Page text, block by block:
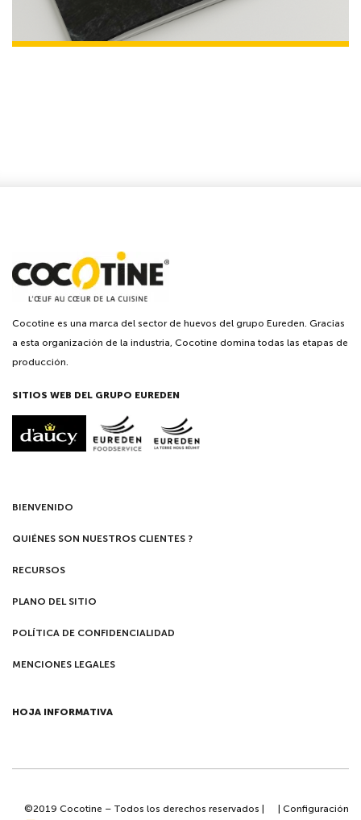
Cocotine es una marca del sector de huevos del grupo Eureden. Gracias
a esta organización de la industria, Cocotine domina todas las etapas de
producción.
SITIOS WEB DEL GRUPO EUREDEN
BIENVENIDO
QUIÉNES SON NUESTROS CLIENTES ?
RECURSOS
PLANO DEL SITIO
POLÍTICA DE CONFIDENCIALIDAD
MENCIONES LEGALES
HOJA INFORMATIVA
©2019 Cocotine – Todos los derechos reservados |
Configuración